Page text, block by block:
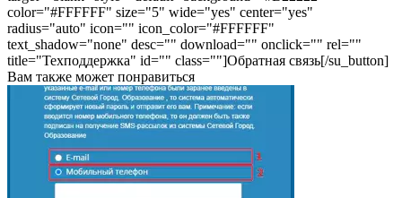
color="#FFFFFF" size="5" wide="yes" center="yes"
radius="auto" icon="" icon_color="#FFFFFF"
text_shadow="none" desc="" download="" onclick="" rel=""
title="Техподдержка" id="" class=""]Обратная связь[/su_button]
Вам также может понравиться